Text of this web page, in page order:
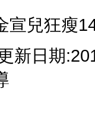
宣兒狂瘦
新日期